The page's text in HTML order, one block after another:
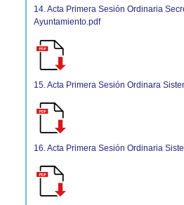
14. Acta Primera Sesión Ordinaria
Ayuntamiento.pdf
15. Acta Primera Sesión Ordinara
16. Acta Primera Sesión Ordinaria